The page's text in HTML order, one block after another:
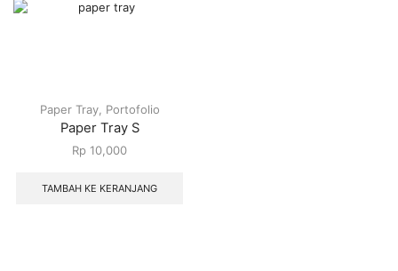
Paper Tray, Portofolio
Paper Tray S
Rp 10,000
TAMBAH KE KERANJANG